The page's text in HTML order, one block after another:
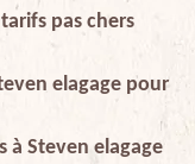
pas chers
elagage pour
à Steven elagage